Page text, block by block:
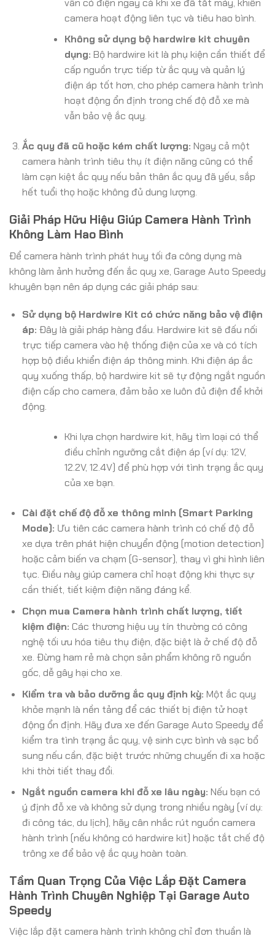
camera hoạt động liên tục và tiêu hao bình.
Không sử dụng bộ hardwire kit chuyên
dụng: Bộ hardwire kit là phụ kiện cần thiết để
cấp nguồn trực tiếp từ ắc quy và quản lý
điện áp tốt hơn, cho phép camera hành trình
hoạt động ổn định trong chế độ đỗ xe mà
vẫn bảo vệ ắc quy.
Ắc quy đã cũ hoặc kém chất lượng: Ngay cả một
camera hành trình tiêu thụ ít điện năng cũng có thể
làm cạn kiệt ắc quy nếu bản thân ắc quy đã yếu, sắp
hết tuổi thọ hoặc không đủ dung lượng.
Giải Pháp Hữu Hiệu Giúp Camera Hành Trình
Không Làm Hao Bình
Để camera hành trình phát huy tối đa công dụng mà
không làm ảnh hưởng đến ắc quy xe, Garage Auto Speedy
khuyên bạn nên áp dụng các giải pháp sau:
Sử dụng bộ Hardwire Kit có chức năng bảo vệ điện
áp: Đây là giải pháp hàng đầu. Hardwire kit sẽ đấu nối
trực tiếp camera vào hệ thống điện của xe và có tích
hợp bộ điều khiển điện áp thông minh. Khi điện áp ắc
quy xuống thấp, bộ hardwire kit sẽ tự động ngắt nguồn
điện cấp cho camera, đảm bảo xe luôn đủ điện để khởi
động.
Khi lựa chọn hardwire kit, hãy tìm loại có thể
điều chỉnh ngưỡng cắt điện áp (ví dụ: 12V,
12.2V, 12.4V) để phù hợp với tình trạng ắc quy
của xe bạn.
Cài đặt chế độ đỗ xe thông minh (Smart Parking
Mode): Ưu tiên các camera hành trình có chế độ đỗ
xe dựa trên phát hiện chuyển động (motion detection)
hoặc cảm biến va chạm (G-sensor), thay vì ghi hình liên
tục. Điều này giúp camera chỉ hoạt động khi thực sự
cần thiết, tiết kiệm điện năng đáng kể.
Chọn mua Camera hành trình chất lượng, tiết
kiệm điện: Các thương hiệu uy tín thường có công
nghệ tối ưu hóa tiêu thụ điện, đặc biệt là ở chế độ đỗ
xe. Đừng ham rẻ mà chọn sản phẩm không rõ nguồn
gốc, dễ gây hại cho xe.
Kiểm tra và bảo dưỡng ắc quy định kỳ: Một ắc quy
khỏe mạnh là nền tảng để các thiết bị điện tử hoạt
động ổn định. Hãy đưa xe đến Garage Auto Speedy để
kiểm tra tình trạng ắc quy, vệ sinh cực bình và sạc bổ
sung nếu cần, đặc biệt trước những chuyến đi xa hoặc
khi thời tiết thay đổi.
Ngắt nguồn camera khi đỗ xe lâu ngày: Nếu bạn có
ý định đỗ xe và không sử dụng trong nhiều ngày (ví dụ:
đi công tác, du lịch), hãy cân nhắc rút nguồn camera
hành trình (nếu không có hardwire kit) hoặc tắt chế độ
trông xe để bảo vệ ắc quy hoàn toàn.
Tầm Quan Trọng Của Việc Lắp Đặt Camera
Hành Trình Chuyên Nghiệp Tại Garage Auto
Speedy
Việc lắp đặt camera hành trình không chỉ đơn thuần là